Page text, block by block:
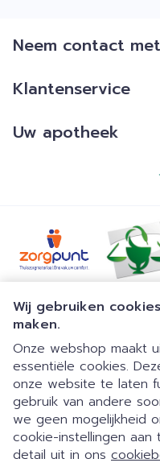
Wij gebruiken
maken.
Onze webshop maakt
essentiële cookies.
onze website te laten
gebruik van andere
we geen mogelijkheid
cookie-instellingen
detail uit in ons
Neem contact
Klantenservice
Uw apotheek
Juridische links